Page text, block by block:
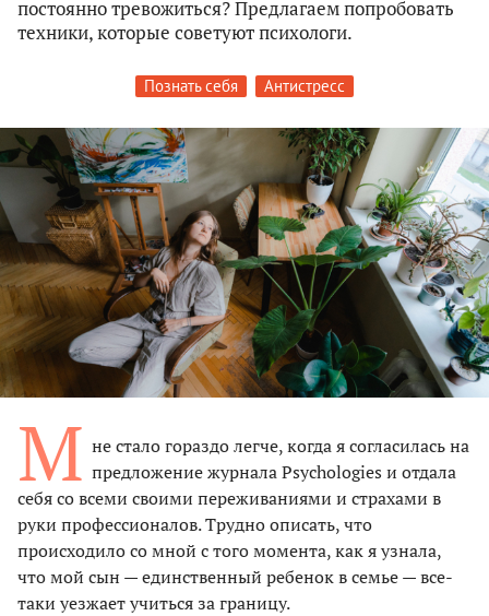
постоянно тревожиться? Предлагаем попробовать
техники, которые советуют психологи.
Познать себя Антистресс
М не стало гораздо легче, когда я согласилась на
предложение журнала Psychologies и отдала
себя со всеми своими переживаниями и страхами в
руки профессионалов. Трудно описать, что
происходило со мной с того момента, как я узнала,
что мой сын — единственный ребенок в семье — все-
таки уезжает учиться за границу.